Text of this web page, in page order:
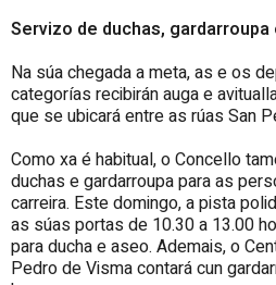
Servizo de duchas,
Na súa chegada a meta, as e os
categorías recibirán auga e
que se ubicará entre as rúas San
Como xa é habitual, o Concello
duchas e gardarroupa para as
carreira. Este domingo, a pista
as súas portas de 10.30 a 13.00
para ducha e aseo. Ademais, o
Pedro de Visma contará cun